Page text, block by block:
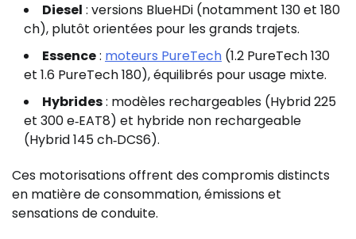
Diesel : versions BlueHDi (notamment 130 et 180
ch), plutôt orientées pour les grands trajets.
Essence: moteurs PureTech (1.2 PureTech 130
et 1.6 PureTech 180), équilibrés pour usage mixte.
Hybrides: modèles rechargeables (Hybrid 225
et 300 e‑EAT8) et hybride non rechargeable
(Hybrid 145 ch‑DCS6).
Ces motorisations offrent des compromis distincts
en matière de consommation, émissions et
sensations de conduite.